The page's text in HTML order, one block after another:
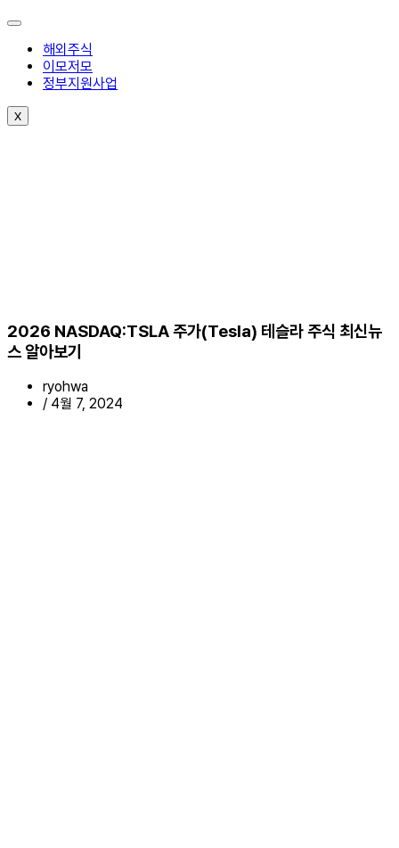
너
해외주식
이모저모
정부지원사업
X
2026 NASDAQ:TSLA 주가(Tesla) 테슬라 주식 최신뉴
스 알아보기
ryohwa
/ 4월 7, 2024